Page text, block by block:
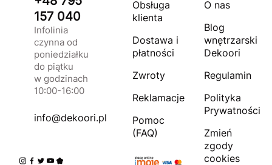
157 040
Infolinia
czynna od
poniedziałku
do piątku
w godzinach
10:00-16:00
info@dekoori.pl
Obsługa
klienta
Dostawa i
płatności
Zwroty
Reklamacje
Pomoc
(FAQ)
O nas
Blog
wnętrzarski
Dekoori
Regulamin
Polityka
Prywatności
Zmień
zgody
cookies